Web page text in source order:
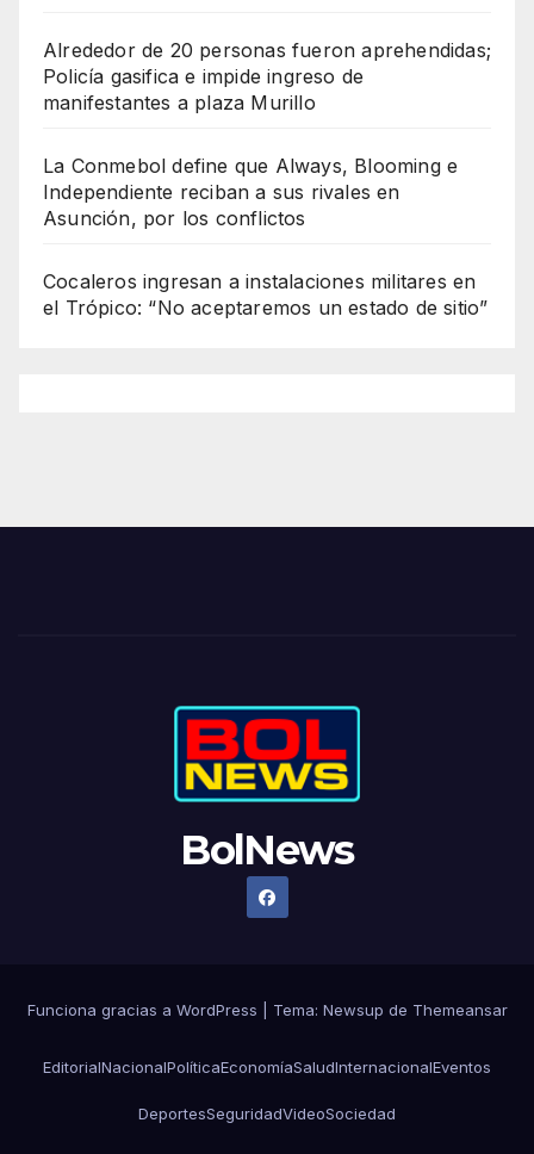
Alrededor de 20 personas fueron aprehendidas;
Policía gasifica e impide ingreso de
manifestantes a plaza Murillo
La Conmebol define que Always, Blooming e
Independiente reciban a sus rivales en
Asunción, por los conflictos
Cocaleros ingresan a instalaciones militares en
el Trópico: “No aceptaremos un estado de sitio”
BolNews
Funciona gracias a WordPress Tema: Newsup de Themeansar
EditorialNacionalPolíticaEconomíaSaludInternacionalEventos
DeportesSeguridadVideoSociedad